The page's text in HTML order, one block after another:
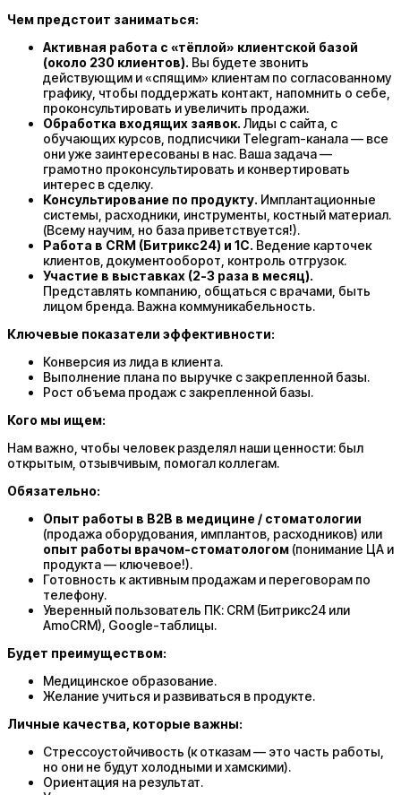
Чем предстоит заниматься:
Активная работа с «тёплой» клиентской базой
(около 230 клиентов). Вы будете звонить
действующим и «спящим» клиентам по согласованному
графику, чтобы поддержать контакт, напомнить о себе,
проконсультировать и увеличить продажи.
Обработка входящих заявок. Лиды с сайта, с
обучающих курсов, подписчики Telegram-канала — все
они уже заинтересованы в нас. Ваша задача —
грамотно проконсультировать и конвертировать
интерес в сделку.
Консультирование по продукту. Имплантационные
системы, расходники, инструменты, костный материал.
(Всему научим, но база приветствуется!).
Работа в CRM (Битрикс24) и 1С. Ведение карточек
клиентов, документооборот, контроль отгрузок.
Участие в выставках (2-3 раза в месяц).
Представлять компанию, общаться с врачами, быть
лицом бренда. Важна коммуникабельность.
Ключевые показатели эффективности:
Конверсия из лида в клиента.
Выполнение плана по выручке с закрепленной базы.
Рост объема продаж с закрепленной базы.
Кого мы ищем:
Нам важно, чтобы человек разделял наши ценности: был
открытым, отзывчивым, помогал коллегам.
Обязательно:
Опыт работы в B2B в медицине / стоматологии
(продажа оборудования, имплантов, расходников) или
опыт работы врачом-стоматологом (понимание ЦА и
продукта — ключевое!).
Готовность к активным продажам и переговорам по
телефону.
Уверенный пользователь ПК: CRM (Битрикс24 или
AmoCRM), Google-таблицы.
Будет преимуществом:
Медицинское образование.
Желание учиться и развиваться в продукте.
Личные качества, которые важны:
Стрессоустойчивость (к отказам — это часть работы,
но они не будут холодными и хамскими).
Ориентация на результат.